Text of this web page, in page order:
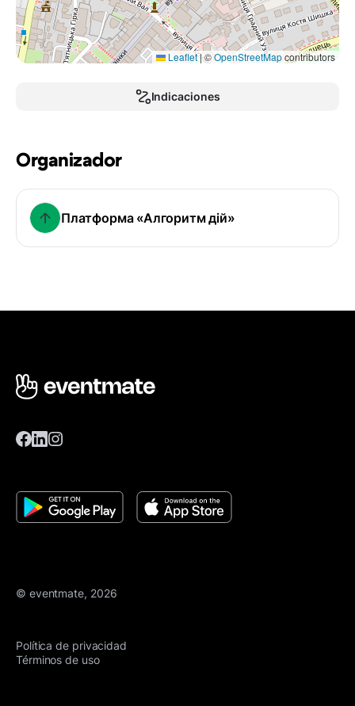
Leaflet|©OpenStreetMapcontributors
Indicaciones
Organizador
Платформа «Алгоритм дій»
© eventmate, 2026
Política de privacidad
Términos de uso